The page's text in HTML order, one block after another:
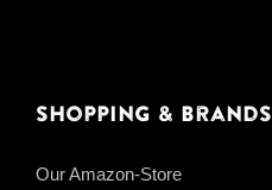
Shopping & Brands
Our Amazon-Store